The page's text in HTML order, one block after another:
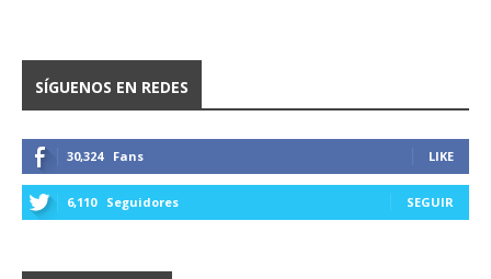
SÍGUENOS EN REDES
30,324 Fans LIKE
6,110 Seguidores SEGUIR